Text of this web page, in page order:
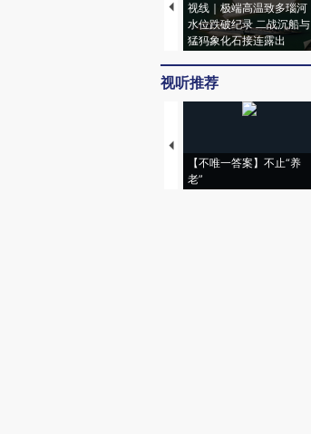
视线｜极端高温致多瑙河
水位跌破纪录 二战沉船与
猛犸象化石接连露出
视听推荐
【不唯一答案】不止“养
老”